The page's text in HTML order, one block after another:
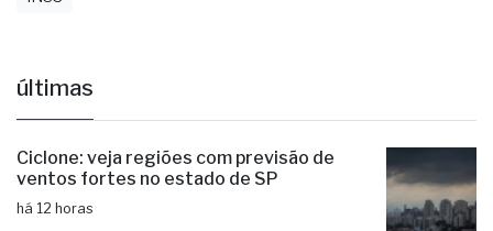
últimas
Ciclone: veja regiões com previsão de
ventos fortes no estado de SP
há 12 horas